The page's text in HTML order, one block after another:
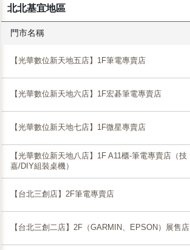
北北基宜地區
門市名稱
【光華數位新天地五店】1F筆電專賣店
【光華數位新天地六店】1F宏碁筆電專賣店
【光華數位新天地七店】1F微星專賣店
【光華數位新天地八店】1F A11櫃-筆電專賣店（技
嘉/DIY組裝桌機）
【台北三創店】2F筆電專賣店
【台北三創二店】2F（GARMIN、EPSON）展售店